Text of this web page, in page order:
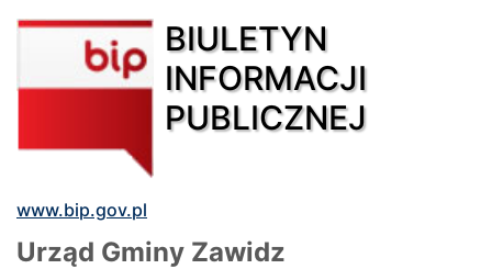
BIULETYN
INFORMACJI
PUBLICZNEJ
www.bip.gov.pl
Urząd Gminy Zawidz